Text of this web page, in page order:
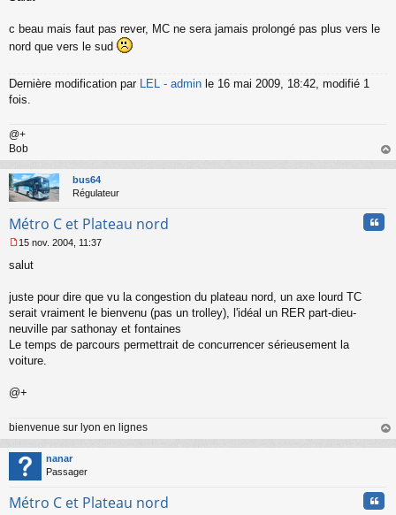
s
g
o
n
u
c beau mais faut pas rever, MC ne sera jamais prolongé pas plus vers le
nord que vers le sud
Dernière modification par LEL - admin le 16 mai 2009, 18:42, modifié 1
fois.
@+
Bob
au
bus64
Régulateur
Métro C et Plateau nord
e
g
e
n
o
u
15 nov. 2004, 11:37
salut
juste pour dire que vu la congestion du plateau nord, un axe lourd TC
serait vraiment le bienvenu (pas un trolley), l'idéal un RER part-dieu-
neuville par sathonay et fontaines
Le temps de parcours permettrait de concurrencer sérieusement la
voiture.
@+
bienvenue sur lyon en lignes
au
nanar
Passager
Métro C et Plateau nord